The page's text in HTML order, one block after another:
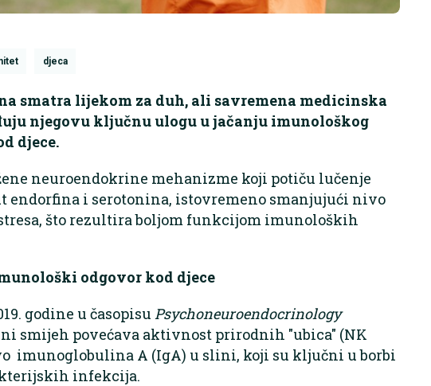
djeca
smatra lijekom za duh, ali savremena medicinska
njegovu ključnu ulogu u jačanju imunološkog
djece.
neuroendokrine mehanizme koji potiču lučenje
endorfina i serotonina, istovremeno smanjujući nivo
što rezultira boljom funkcijom imunoloških
odgovor kod djece
godine u časopisu Psychoneuroendocrinology
smijeh povećava aktivnost prirodnih "ubica" (NK
imunoglobulina A (IgA) u slini, koji su ključni u borbi
infekcija.